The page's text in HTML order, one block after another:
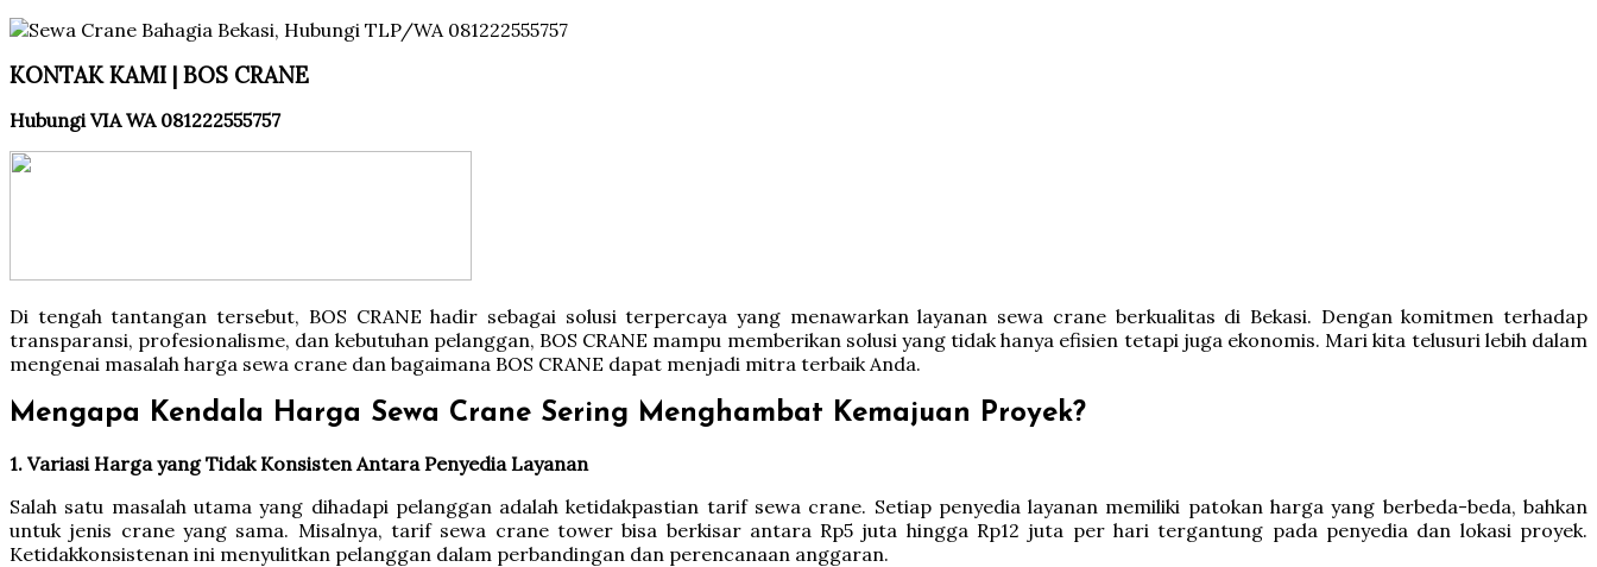
KONTAK KAMI | BOS CRANE
Hubungi VIA WA 081222555757
Di tengah tantangan tersebut, BOS CRANE hadir sebagai solusi terpercaya yang menawarkan layanan sewa crane berkualitas di Bekasi. Dengan komitmen terhadap
transparansi, profesionalisme, dan kebutuhan pelanggan, BOS CRANE mampu memberikan solusi yang tidak hanya efisien tetapi juga ekonomis. Mari kita telusuri lebih dalam
mengenai masalah harga sewa crane dan bagaimana BOS CRANE dapat menjadi mitra terbaik Anda.
Mengapa Kendala Harga Sewa Crane Sering Menghambat Kemajuan Proyek?
1. Variasi Harga yang Tidak Konsisten Antara Penyedia Layanan
Salah satu masalah utama yang dihadapi pelanggan adalah ketidakpastian tarif sewa crane. Setiap penyedia layanan memiliki patokan harga yang berbeda-beda, bahkan
untuk jenis crane yang sama. Misalnya, tarif sewa crane tower bisa berkisar antara Rp5 juta hingga Rp12 juta per hari tergantung pada penyedia dan lokasi proyek.
Ketidakkonsistenan ini menyulitkan pelanggan dalam perbandingan dan perencanaan anggaran.